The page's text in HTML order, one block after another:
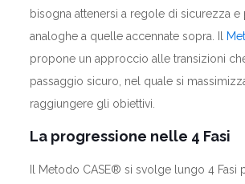
bisogna attenersi a regole di sicurezza
analoghe a quelle accennate sopra. Il
propone un approccio alle transizioni
passaggio sicuro, nel quale si
raggiungere gli obiettivi.
La progressione nelle 4 Fasi
Il Metodo CASE® si svolge lungo 4 Fasi